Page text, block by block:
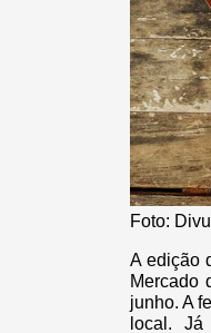
Foto:
A edição
Mercado
junho. A
local.